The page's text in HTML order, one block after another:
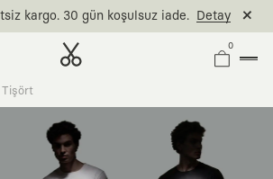
kargo. 30 gün koşulsuz iade. Detay
0
Tişört